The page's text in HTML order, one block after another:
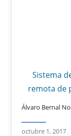
Sistema
remota de
Álvaro Bernal
octubre 1, 2017